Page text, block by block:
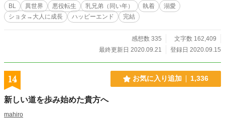
BL 異世界 悪役転生 乳兄弟（同い年） 執着
溺愛
ショタ→大人に成長
ハッピーエンド 完結
感想数 335
文字数 162,409
最終更新日 2020.09.21
登録日 2020.09.15
14 お気に入り追加 1,336
新しい道を歩み始めた貴方へ
mahiro